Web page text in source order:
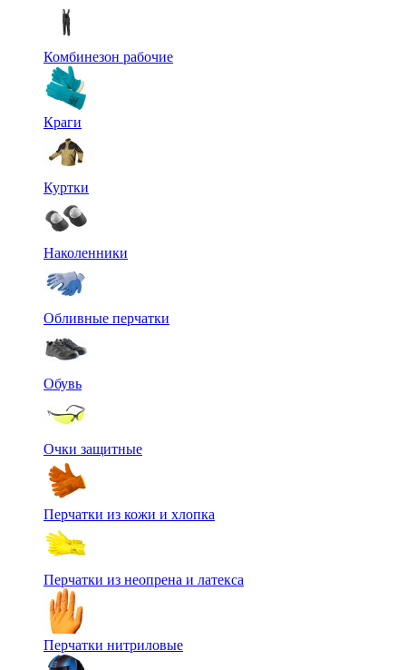
Комбинезон рабочие
Краги
Куртки
Наколенники
Обливные перчатки
Обувь
Очки защитные
Перчатки из кожи и хлопка
Перчатки из неопрена и латекса
Перчатки нитриловые